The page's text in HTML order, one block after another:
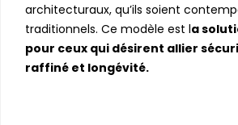
architecturaux, qu’ils soient
traditionnels. Ce modèle est la
pour ceux qui désirent allier
raffiné et longévité.